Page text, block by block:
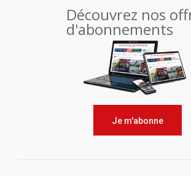
Découvrez nos
d'abonnements
Je m'abonne